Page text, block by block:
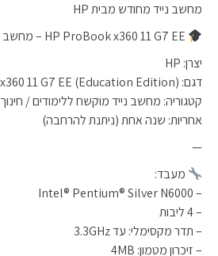
מחשב נייד מחודש מבית HP
יצרן: HP
דגם: ProBook x360 11 G7 EE (Education Edition)
קטגוריה: מחשב נייד מוקשח ללימודים / חינוך
אחריות: שנה אחת (ניתנת להרחבה)
—
מעבד:
– Intel® Pentium® Silver N6000
– 4 ליבות
– תדר מקסימלי: עד 3.3GHz
– זיכרון מטמון: 4MB